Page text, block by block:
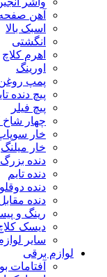
آهن
اسبک بالا
انگشتی
اهرم کلاچ
اورینگ
پمپ
پیچ دنده
پیچ فیلر
چهار شاخ
خار
خار میلنگ
دنده
دنده تایم
دنده
دنده
رینگ و
دیسک
سایر
لوازم برقی
آفتامات